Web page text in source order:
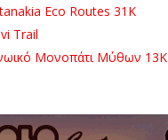
Eco Routes 31K
Trail
Μονοπάτι Μύθων 13Κ